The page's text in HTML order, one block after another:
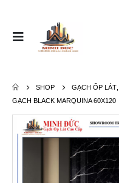
SHOP GẠCH ỐP LÁT,
GẠCH BLACK MARQUINA 60X120